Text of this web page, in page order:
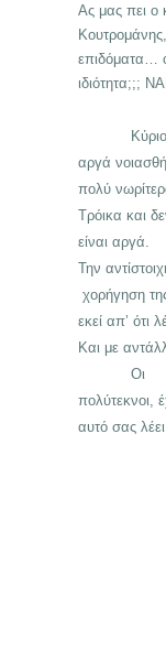
Ας μας πει ο
επιδόματα…
ιδιότητα;;;
αργά
πολύ
Τρόικα και
είναι αργά.
Την
χορήγηση
εκεί απ’ ότι
Και με
Οι
πολύτεκνοι,
αυτό σας